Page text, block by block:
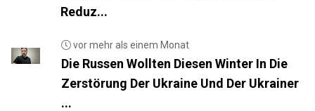
Reduz...
vor mehr als einem Monat
Die Russen Wollten Diesen Winter In Die
Zerstörung Der Ukraine Und Der Ukrainer
...